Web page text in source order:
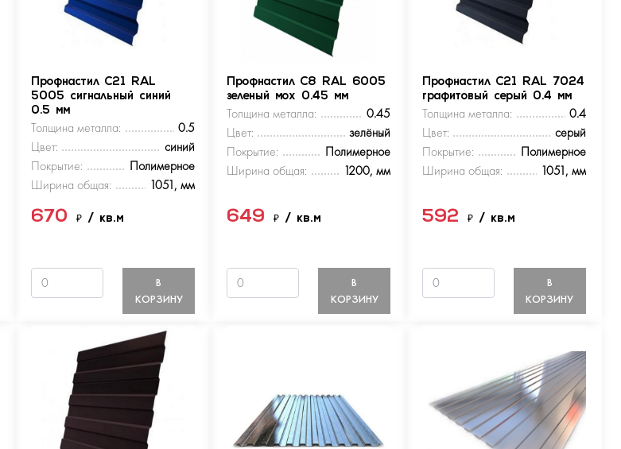
Профнастил С21 RAL
5005 сигнальный синий
0.5 мм
Толщина металла:
0.5
Цвет:
синий
Покрытие:
Полимерное
Ширина общая:
1051, мм
670₽/ кв.м
В
КОРЗИНУ
Профнастил С8 RAL 6005
зеленый мох 0.45 мм
Толщина металла:
0.45
Цвет:
зелёный
Покрытие:
Полимерное
Ширина общая:
1200, мм
649₽/ кв.м
В
КОРЗИНУ
Профнастил С21 RAL 7024
графитовый серый 0.4 мм
Толщина металла:
0.4
Цвет:
серый
Покрытие:
Полимерное
Ширина общая:
1051, мм
592 ₽ / кв.м
В
КОРЗИНУ